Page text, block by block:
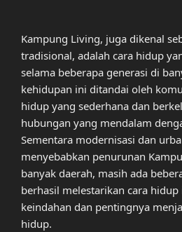
Kampung Living, juga dikenal
tradisional, adalah cara hidup
selama beberapa generasi di
kehidupan ini ditandai oleh
hidup yang sederhana dan
hubungan yang mendalam
Sementara modernisasi dan
menyebabkan penurunan
banyak daerah, masih ada
berhasil melestarikan cara
keindahan dan pentingnya
hidup.